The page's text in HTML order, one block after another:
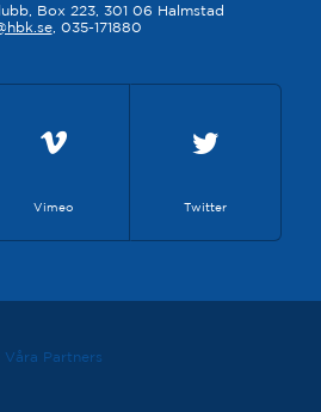
Box 223, 301 06 Halmstad
, 035-171880
Vimeo Twitter
Våra Partners